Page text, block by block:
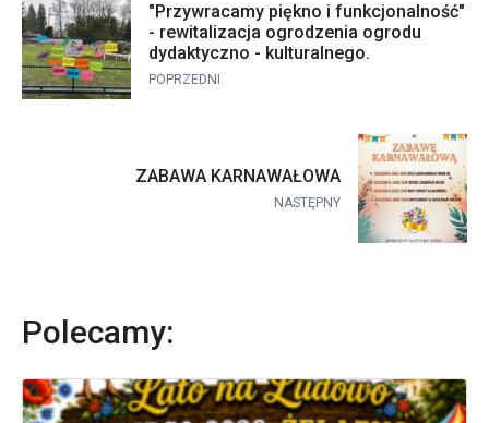
"Przywracamy piękno i funkcjonalność"
- rewitalizacja ogrodzenia ogrodu
dydaktyczno - kulturalnego.
POPRZEDNI
ZABAWA KARNAWAŁOWA
NASTĘPNY
Polecamy: